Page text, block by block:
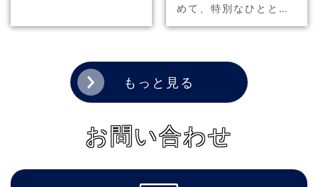
めて、特別なひととき
食事商品券をご用意し
ました。お祝いのギフ
トやお返し、景品…
もっと見る
お問い合わせ